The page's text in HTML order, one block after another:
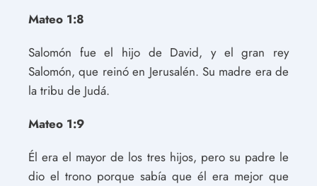
Mateo 1:8
Salomón fue el hijo de David, y el gran rey
Salomón, que reinó en Jerusalén. Su madre era de
la tribu de Judá.
Mateo 1:9
Él era el mayor de los tres hijos, pero su padre le
dio el trono porque sabía que él era mejor que